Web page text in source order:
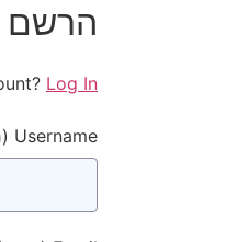
הרשם
Log In
Username